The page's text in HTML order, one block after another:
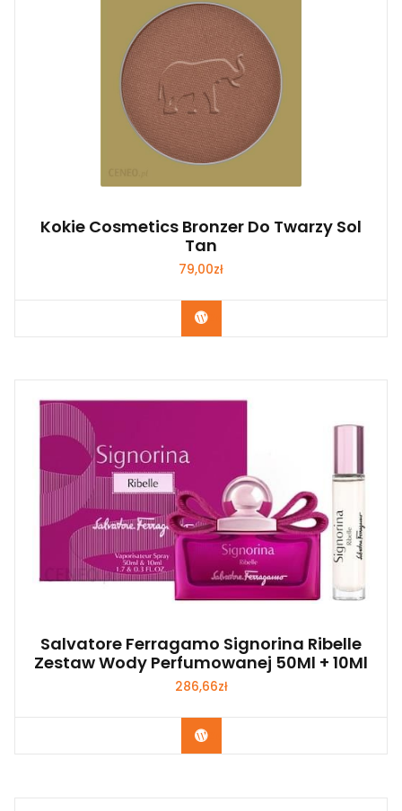
Kokie Cosmetics Bronzer Do Twarzy Sol
Tan
79,00zł
Zobacz
Salvatore Ferragamo Signorina Ribelle
Zestaw Wody Perfumowanej 50Ml + 10Ml
286,66zł
Zobacz